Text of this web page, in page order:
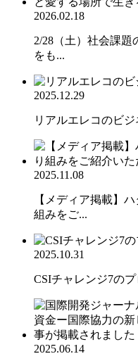
2026.02.18
2/28（土）社会課
をも...
2025.12.29
リアルエレコのビ
2025.11.08
【メディア掲載】
組みをご...
2025.10.31
CSIチャレンジ7の
2025.06.14